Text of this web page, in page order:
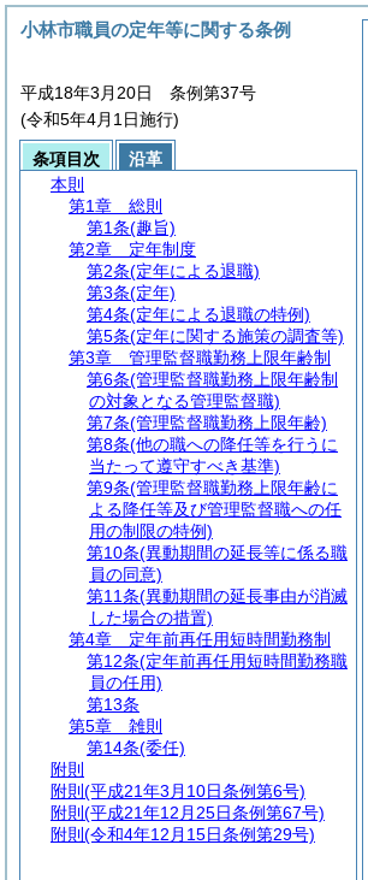
小林市職員の定年等に関する条例
平成18年3月20日 条例第37号
(令和5年4月1日施行)
条項目次
沿革
本則
第1章
総則
第1条(趣旨)
第2章
定年制度
第2条(定年による退職)
第3条(定年)
第4条(定年による退職の特例)
第5条(定年に関する施策の調査等)
第3章
管理監督職勤務上限年齢制
第6条(管理監督職勤務上限年齢制
の対象となる管理監督職)
第7条(管理監督職勤務上限年齢)
第8条(他の職への降任等を行うに
当たって遵守すべき基準)
第9条(管理監督職勤務上限年齢に
よる降任等及び管理監督職への任
用の制限の特例)
第10条(異動期間の延長等に係る職
員の同意)
第11条(異動期間の延長事由が消滅
した場合の措置)
第4章
定年前再任用短時間勤務制
第12条(定年前再任用短時間勤務職
員の任用)
第13条
第5章
雑則
第14条(委任)
附則
附則 (平成21年3月10日条例第6号)
附則 (平成21年12月25日条例第67号)
附則 (令和4年12月15日条例第29号)